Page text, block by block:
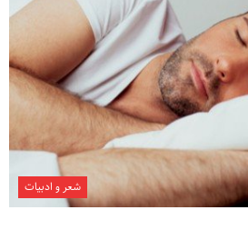
شعر و ادبیات